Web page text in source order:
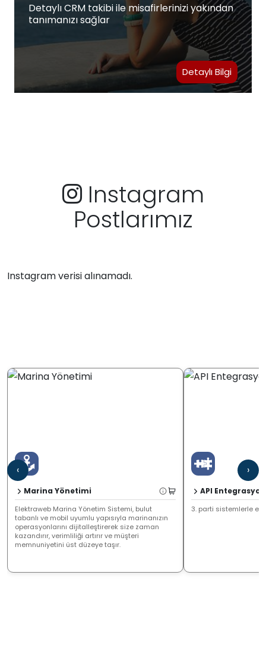
Detaylı CRM takibi ile misafirlerinizi yakından
tanımanızı sağlar
Detaylı Bilgi
Instagram
Postlarımız
Instagram verisi alınamadı.
‹
Marina Yönetimi
Elektraweb Marina Yönetim Sistemi, bulut
tabanlı ve mobil uyumlu yapısıyla marinanızın
operasyonlarını dijitalleştirerek size zaman
kazandırır, verimliliği artırır ve müşteri
memnuniyetini üst düzeye taşır.
API
3. parti sistemlerle
›